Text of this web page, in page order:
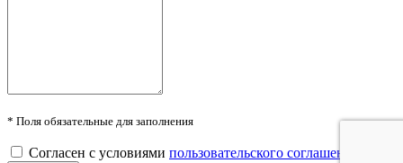
* Поля обязательные для заполнения
Согласен с условиями пользовательского соглашения